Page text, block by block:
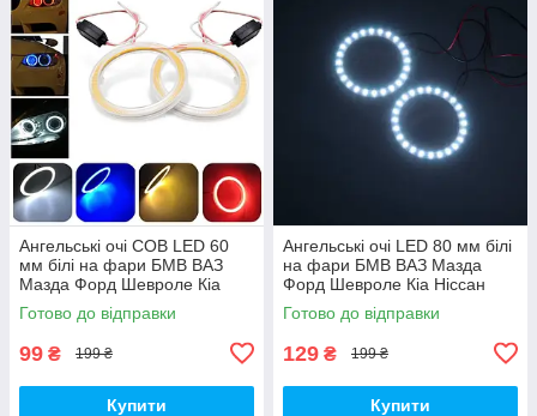
Ангельські очі COB LED 60
мм білі на фари БМВ ВАЗ
Мазда Форд Шевроле Кіа
Нісан Опель УАЗ Рено Шкода
VW BMW
Готово до відправки
99 ₴ 199 ₴
Купити
Ангельські очі LED 80 мм білі
на фари БМВ ВАЗ Мазда
Форд Шевроле Кіа Ніссан
Опель УАЗ Рено Шкода VW
BMW
Готово до відправки
129 ₴ 199 ₴
Купити